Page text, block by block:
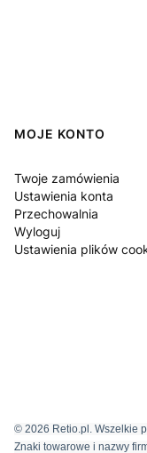
MOJE KONTO
Twoje zamówienia
Ustawienia konta
Przechowalnia
Wyloguj
Ustawienia plików
© 2026 Retio.pl. Wszelkie
Znaki towarowe i nazwy